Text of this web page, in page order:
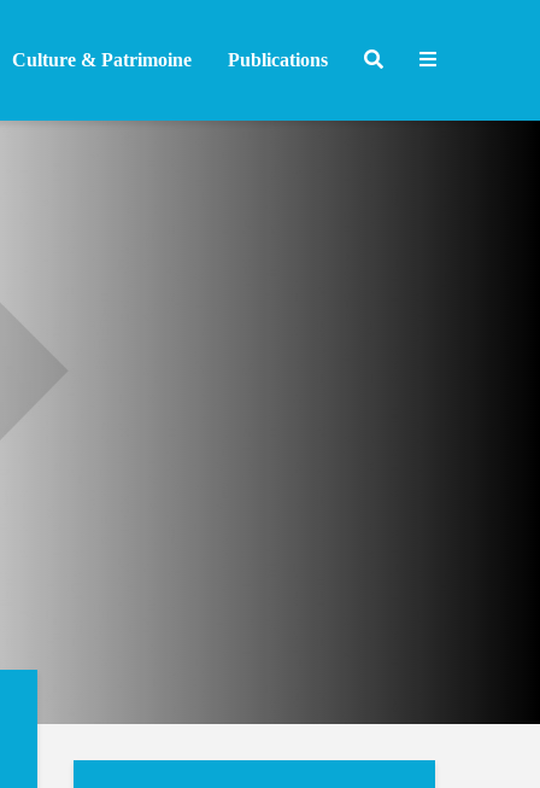
Culture & Patrimoine Publications